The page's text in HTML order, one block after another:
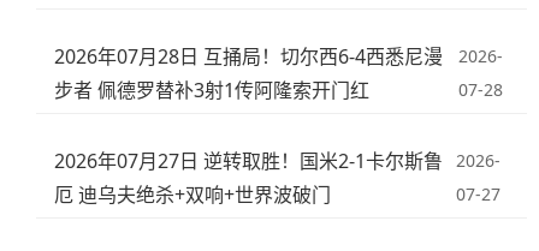
2026年07月28日 互捅局！切尔西6-4西悉尼漫
步者 佩德罗替补3射1传阿隆索开门红
2026-
07-28
2026年07月27日 逆转取胜！国米2-1卡尔斯鲁
厄 迪乌夫绝杀+双响+世界波破门
2026-
07-27